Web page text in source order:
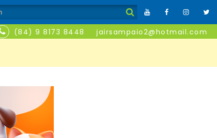
(84) 9 8173 8448 jairsampaio2@hotmail.com